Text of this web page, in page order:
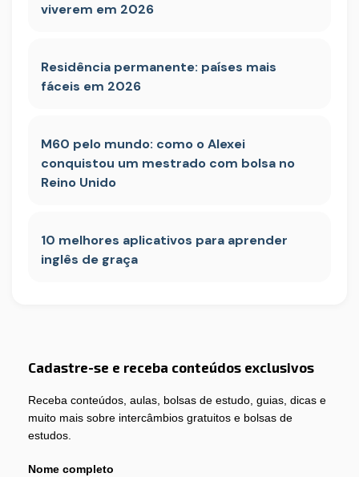
viverem em 2026
Residência permanente: países mais
fáceis em 2026
M60 pelo mundo: como o Alexei
conquistou um mestrado com bolsa no
Reino Unido
10 melhores aplicativos para aprender
inglês de graça
Cadastre-se e receba conteúdos exclusivos
Receba conteúdos, aulas, bolsas de estudo, guias, dicas e
muito mais sobre intercâmbios gratuitos e bolsas de
estudos.
Nome completo